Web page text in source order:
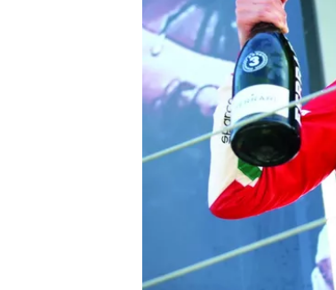
MÁS CATEGORÍAS